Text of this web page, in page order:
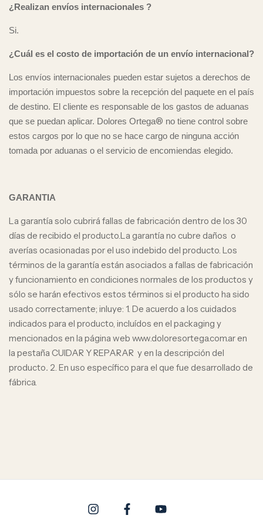
¿Realizan envíos internacionales ?
Si.
¿Cuál es el costo de importación de un envío internacional?
Los envíos internacionales pueden estar sujetos a derechos de
importación impuestos sobre la recepción del paquete en el país
de destino. El cliente es responsable de los gastos de aduanas
que se puedan aplicar. Dolores Ortega® no tiene control sobre
estos cargos por lo que no se hace cargo de ninguna acción
tomada por aduanas o el servicio de encomiendas elegido.
GARANTIA
La garantía solo cubrirá fallas de fabricación dentro de los 30
días de recibido el producto.La garantía no cubre daños o
averías ocasionadas por el uso indebido del producto. Los
términos de la garantía están asociados a fallas de fabricación
y funcionamiento en condiciones normales de los productos y
sólo se harán efectivos estos términos si el producto ha sido
usado correctamente; inluye: 1. De acuerdo a los cuidados
indicados para el producto, incluídos en el packaging y
mencionados en la página web www.doloresortega.com.ar en
la pestaña CUIDAR Y REPARAR y en la descripción del
producto. 2. En uso específico para el que fue desarrollado de
fábrica.